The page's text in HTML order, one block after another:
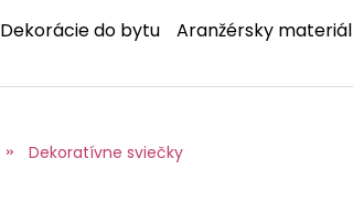
Dekorácie do bytu Aranžérsky materiál
Dekoratívne sviečky